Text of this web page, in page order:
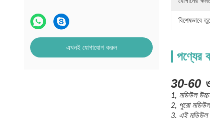
এখনই যোগাযোগ করুন
বিশেষভাবে
পণ্যের
30-60
1, মডিউল
2, পুরো
3, এই মডিউল